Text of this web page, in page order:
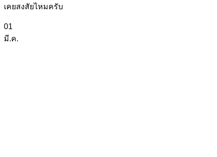
เคยสงสัยไหมครับ
01
มี.ค.